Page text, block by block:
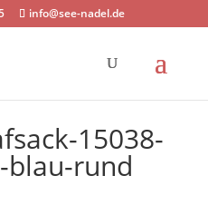
info@see-nadel.de
15038-
rund